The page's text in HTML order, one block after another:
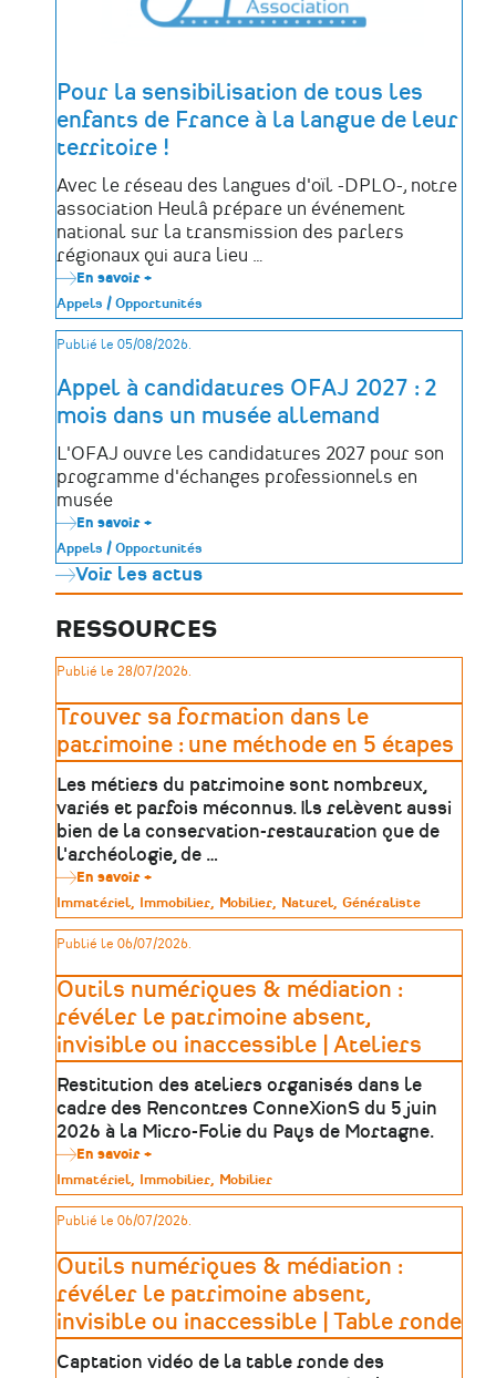
Pour la sensibilisation de tous les
enfants de France à la langue de leur
territoire !
Avec le réseau des langues d'oïl -DPLO-, notre
association Heulâ prépare un événement
national sur la transmission des parlers
régionaux qui aura lieu …
En savoir +
la
sensibilisation
de
enfants
de
la
langue
!
Appels / Opportunités
Publié le 05/08/2026.
Appel à candidatures OFAJ 2027 : 2
mois dans un musée allemand
L'OFAJ ouvre les candidatures 2027 pour son
programme d'échanges professionnels en
musée
En savoir +
Appel
à
candidatures
OFAJ
:
2
mois
dans
musée
allemand
Appels / Opportunités
Voir les actus
RESSOURCES
Publié le 28/07/2026.
Trouver sa formation dans le
patrimoine : une méthode en 5 étapes
Les métiers du patrimoine sont nombreux,
variés et parfois méconnus. Ils relèvent aussi
bien de la conservation-restauration que de
l'archéologie, de …
En savoir +
Trouver
sa
formation
dans
patrimoine
:
une
méthode
en
5
étapes
Type
de
patrimoine
Immatériel Immobilier Mobilier Naturel Généraliste
Publié le 06/07/2026.
Outils numériques & médiation :
révéler le patrimoine absent,
invisible ou inaccessible | Ateliers
Restitution des ateliers organisés dans le
cadre des Rencontres ConneXionS du 5 juin
2026 à la Micro-Folie du Pays de Mortagne.
En savoir +
Outils
numériques
&
médiation
révéler
le
patrimoine
absent,
invisible
ou
inaccessible
|
Type
de
patrimoine
Immatériel Immobilier Mobilier
Publié le 06/07/2026.
Outils numériques & médiation :
révéler le patrimoine absent,
invisible ou inaccessible | Table ronde
Captation vidéo de la table ronde des